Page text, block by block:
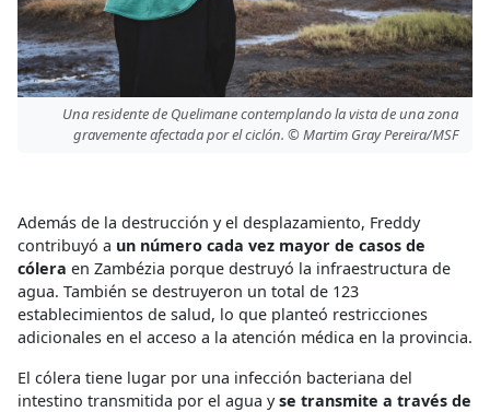
Una residente de Quelimane contemplando la vista de una zona
gravemente afectada por el ciclón. © Martim Gray Pereira/MSF
Además de la destrucción y el desplazamiento, Freddy
contribuyó a un número cada vez mayor de casos de
cólera en Zambézia porque destruyó la infraestructura de
agua. También se destruyeron un total de 123
establecimientos de salud, lo que planteó restricciones
adicionales en el acceso a la atención médica en la provincia.
El cólera tiene lugar por una infección bacteriana del
intestino transmitida por el agua yse transmite a través de